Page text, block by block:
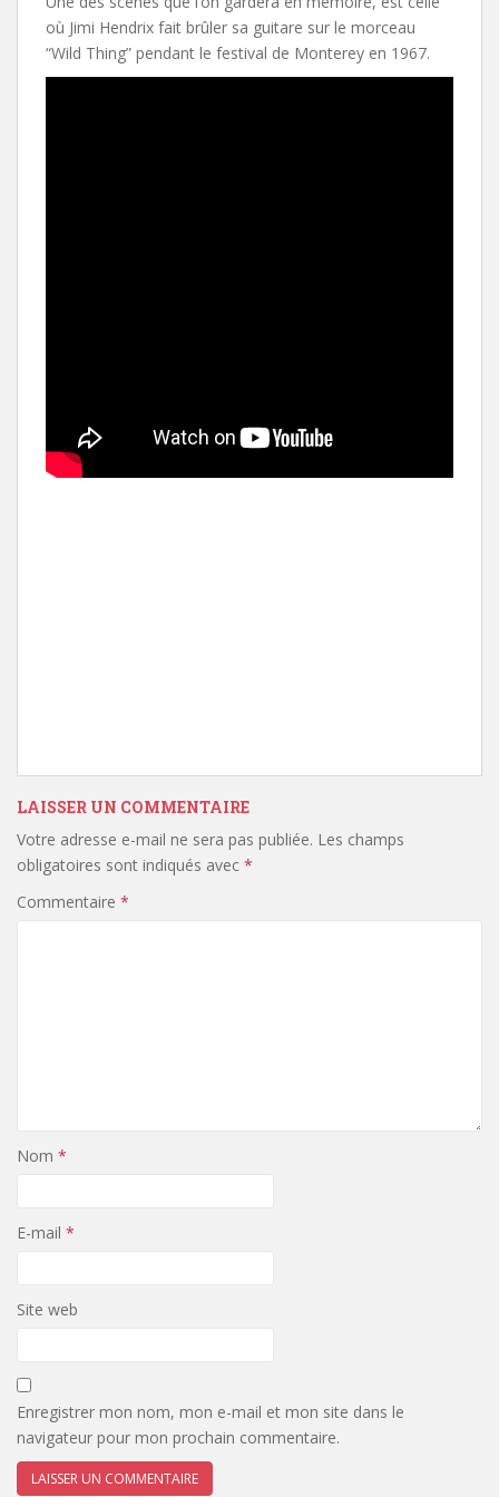
où Jimi Hendrix fait brûler sa guitare sur le morceau
“Wild Thing” pendant le festival de Monterey en 1967.
LAISSER UN COMMENTAIRE
Votre adresse e-mail ne sera pas publiée. Les champs
obligatoires sont indiqués avec *
Commentaire *
Nom *
E-mail *
Site web
Enregistrer mon nom, mon e-mail et mon site dans le
navigateur pour mon prochain commentaire.